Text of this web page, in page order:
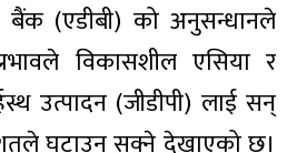
बैंक (एडीबी) को अनुसन्धानले
विकासशील एसिया र
उत्पादन (जीडीपी) लाई सन्
घटाउन सक्ने देखाएको छ।